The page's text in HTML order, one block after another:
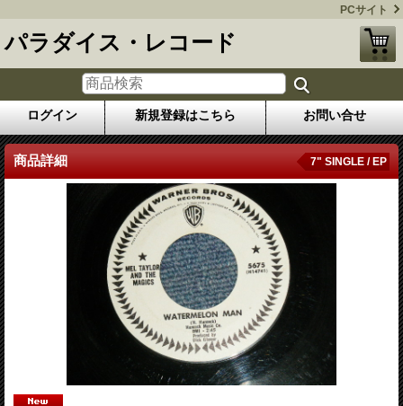
PCサイト
パラダイス・レコード
ログイン 新規登録はこちら お問い合せ
商品詳細 7" SINGLE / EP